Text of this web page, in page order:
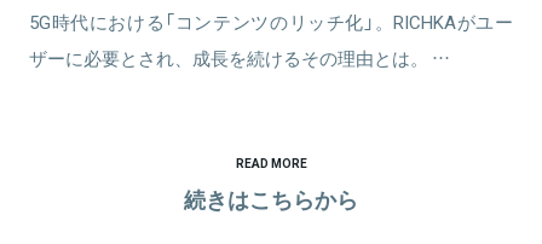
5G時代における「コンテンツのリッチ化」。RICHKAがユー
ザーに必要とされ、成長を続けるその理由とは。 …
READ MORE
続きはこちらから